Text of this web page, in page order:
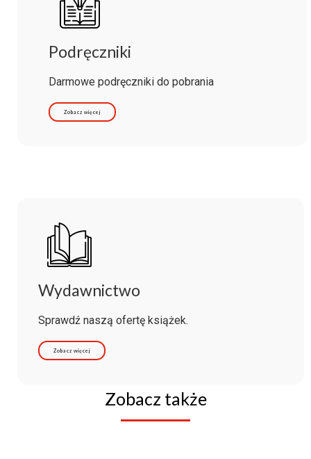
Podręczniki
Darmowe podręczniki do pobrania
Zobacz więcej
Wydawnictwo
Sprawdź naszą ofertę książek.
Zobacz więcej
Zobacz także